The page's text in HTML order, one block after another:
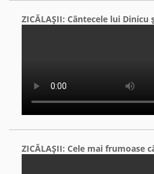
ZICĂLAŞII: Cântecele lui Dinicu
ZICĂLAŞII: Cele mai frumoase